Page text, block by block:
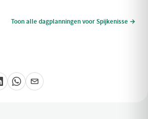
Toon alle dagplanningen voor Spijkenisse →